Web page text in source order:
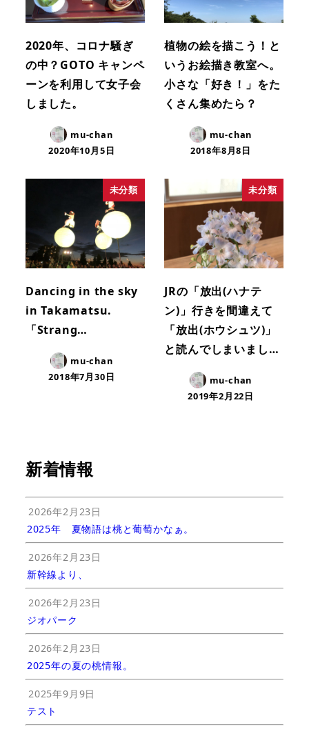
2020年、コロナ騒ぎ
の中？GOTO キャンペ
ーンを利用して女子会
しました。
mu-chan
2020年10月5日
植物の絵を描こう！と
いうお絵描き教室へ。
小さな「好き！」をた
くさん集めたら？
mu-chan
2018年8月8日
未分類
Dancing in the sky
in Takamatsu.
「Strang…
mu-chan
2018年7月30日
未分類
JRの「放出(ハナテ
ン)」行きを間違えて
「放出(ホウシュツ)」
と読んでしまいまし…
mu-chan
2019年2月22日
新着情報
2026年2月23日
2025年 夏物語は桃と葡萄かなぁ。
2026年2月23日
新幹線より、
2026年2月23日
ジオパーク
2026年2月23日
2025年の夏の桃情報。
2025年9月9日
テスト